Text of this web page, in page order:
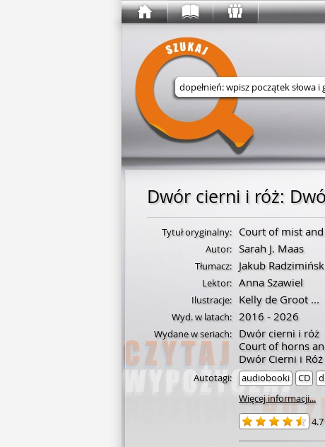
Wyszukaj w serwisie
Dwór cierni i róż:
Tytuł oryginalny: Court of mist
Autor: Sarah J. Maas
Tłumacz: Jakub
Lektor: Anna Szawiel
Ilustracje: Kelly de Groot...
Wyd. w latach: 2016 - 2026
Wydane w seriach:
Dwór cierni i róż
Court of horns
Dwór Cierni i Róż
Autotagi: audiobooki CD
Więcej informacji...
4.7